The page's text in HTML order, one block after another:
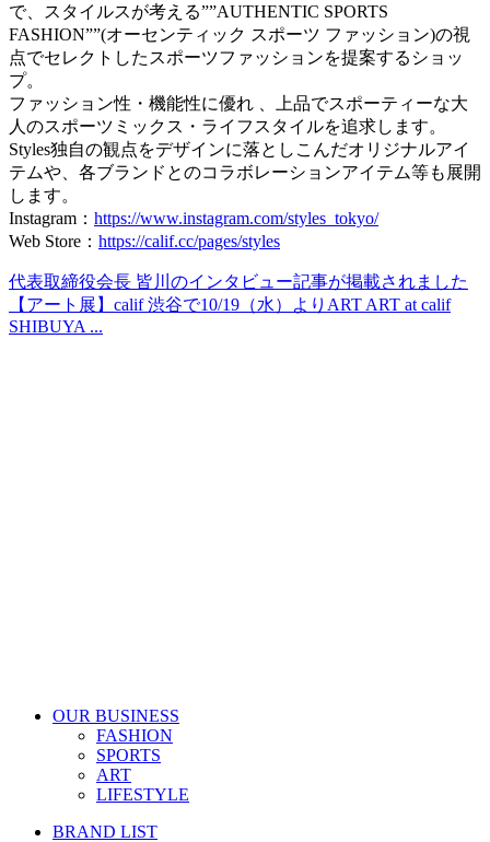
で、スタイルスが考える””AUTHENTIC SPORTS
FASHION””(オーセンティック スポーツ ファッション)の視
点でセレクトしたスポーツファッションを提案するショッ
プ。
ファッション性・機能性に優れ 、上品でスポーティーな大
人のスポーツミックス・ライフスタイルを追求します。
Styles独自の観点をデザインに落としこんだオリジナルアイ
テムや、各ブランドとのコラボレーションアイテム等も展開
します。
Instagram： https://www.instagram.com/styles_tokyo/
Web Store： https://calif.cc/pages/styles
代表取締役会長 皆川のインタビュー記事が掲載されました
【アート展】calif 渋谷で10/19（水）よりART ART at calif
SHIBUYA ...
OUR BUSINESS
FASHION
SPORTS
ART
LIFESTYLE
BRAND LIST